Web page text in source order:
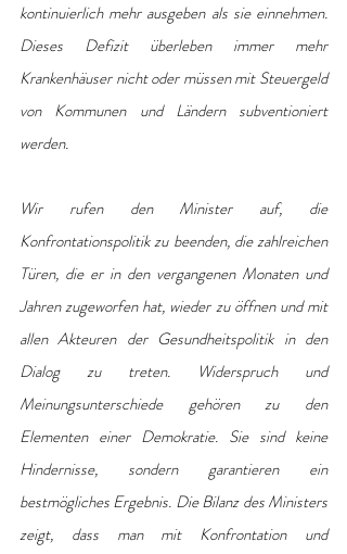
kontinuierlich mehr ausgeben als sie einnehmen.
Dieses Defizit überleben immer mehr
Krankenhäuser nicht oder müssen mit Steuergeld
von Kommunen und Ländern subventioniert
werden.
Wir rufen den Minister auf, die
Konfrontationspolitik zu beenden, die zahlreichen
Türen, die er in den vergangenen Monaten und
Jahren zugeworfen hat, wieder zu öffnen und mit
allen Akteuren der Gesundheitspolitik in den
Dialog zu treten. Widerspruch und
Meinungsunterschiede gehören zu den
Elementen einer Demokratie. Sie sind keine
Hindernisse, sondern garantieren ein
bestmögliches Ergebnis. Die Bilanz des Ministers
zeigt, dass man mit Konfrontation und